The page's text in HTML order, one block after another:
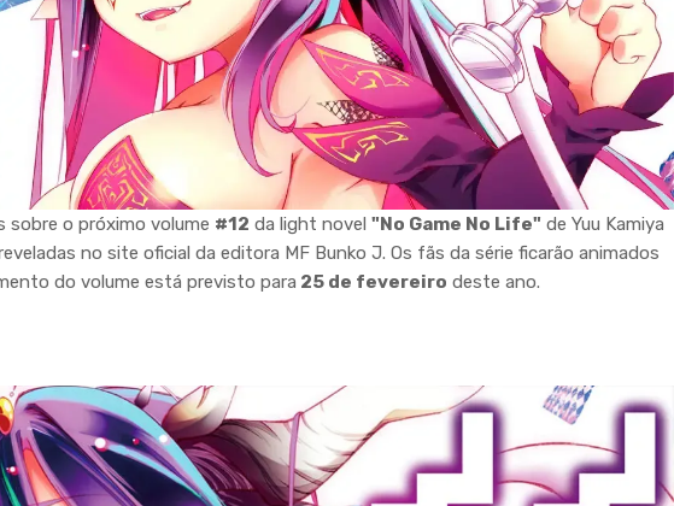
sobre o próximo volume #12 da light novel "No Game No Life" de Yuu Kamiya
no site oficial da editora MF Bunko J. Os fãs da série ficarão animados
do volume está previsto para 25 de fevereiro deste ano.